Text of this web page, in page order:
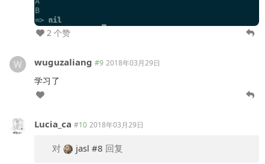
2 个赞
wuguzaliang #9 2018年03月29日
学习了
Lucia_ca #10 2018年03月29日
对 jasl #8 回复